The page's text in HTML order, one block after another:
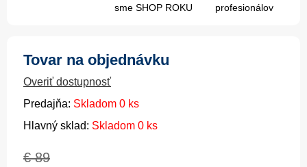
sme SHOP ROKU
profesionálov
Tovar na objednávku
Overiť dostupnosť
Predajňa: Skladom 0 ks
Hlavný sklad: Skladom 0 ks
€ 89